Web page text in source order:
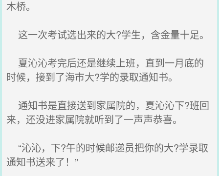
木桥。
这一次考试选出来的大?学生，含金量十足。
夏沁沁考完后还是继续上班，直到一月底的
时候，接到了海市大?学的录取通知书。
通知书是直接送到家属院的，夏沁沁下?班回
来，还没进家属院就听到了一声声恭喜。
“沁沁，下?午的时候邮递员把你的大?学录取
通知书送来了！”